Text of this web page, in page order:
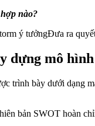
nào?
ý tưởngĐưa ra
dựng mô
trình bày dưới dạng
bản SWOT hoàn